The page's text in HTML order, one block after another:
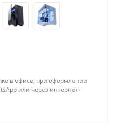
в офисе, при оформлении
или через интернет-